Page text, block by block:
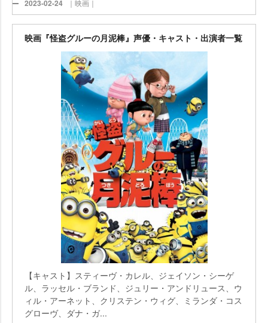
2023-02-24 ｜映画｜
映画『怪盗グルーの月泥棒』声優・キャスト・出演者一覧
【キャスト】スティーヴ・カレル、ジェイソン・シーゲ
ル、ラッセル・ブランド、ジュリー・アンドリュース、ウ
ィル・アーネット、クリステン・ウィグ、ミランダ・コス
グローヴ、ダナ・ガ...